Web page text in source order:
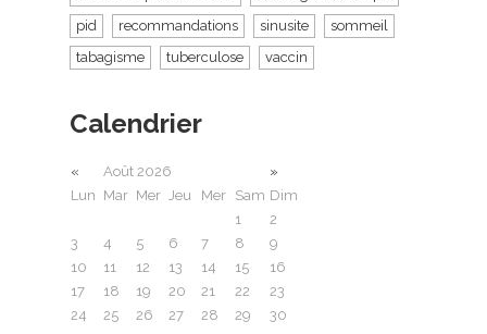
pid
recommandations sinusite
sommeil
tabagisme
tuberculose vaccin
Calendrier
« Août 2026
»
Lun Mar Mer Jeu Mer Sam Dim
1
2
3
4 5 6 7 8
9
10
11 12 13 14 15
16
17
18 19 20 21 22
23
24
25 26 27 28 29
30